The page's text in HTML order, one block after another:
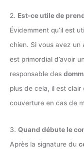
2. Est-ce utile de
Évidemment qu’il est
chien. Si vous avez un
est primordial d’avoir
responsable des
plus de cela, il est
couverture en cas de
3. Quand débute le
Après la signature du